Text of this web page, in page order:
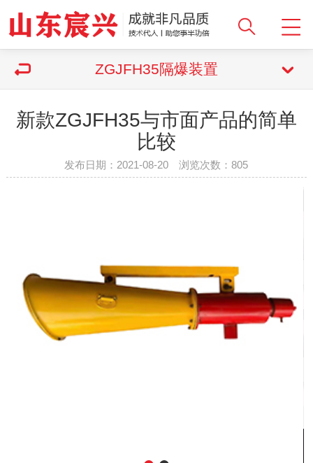
ZGJFH35隔爆装置
新款ZGJFH35与市面产品的简单
比较
发布日期：2021-08-20 浏览次数：805